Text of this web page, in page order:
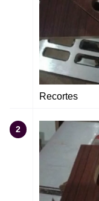
Recortes
2